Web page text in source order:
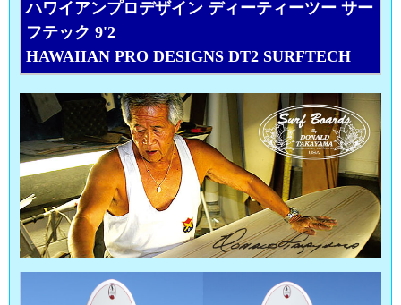
ハワイアンプロデザイン ディーティーツー サー
フテック 9'2
HAWAIIAN PRO DESIGNS DT2 SURFTECH